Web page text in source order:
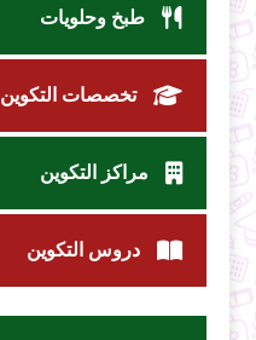
طبخ وحلويات
تخصصات التكوين
مراكز التكوين
دروس التكوين